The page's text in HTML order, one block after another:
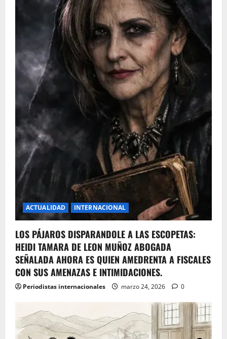
ACTUALIDAD INTERNACIONAL
LOS PÁJAROS DISPARANDOLE A LAS ESCOPETAS:
HEIDI TAMARA DE LEON MUÑOZ ABOGADA
SEÑALADA AHORA ES QUIEN AMEDRENTA A FISCALES
CON SUS AMENAZAS E INTIMIDACIONES.
Periodistas internacionales marzo 24, 2026 0